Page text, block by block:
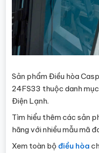
Sản phẩm Điều hòa
24FS33 thuộc danh mục
Điện Lạnh.
Tìm hiểu thêm các sản
hãng với nhiều mẫu mã
Xem toàn bộ điều hòa